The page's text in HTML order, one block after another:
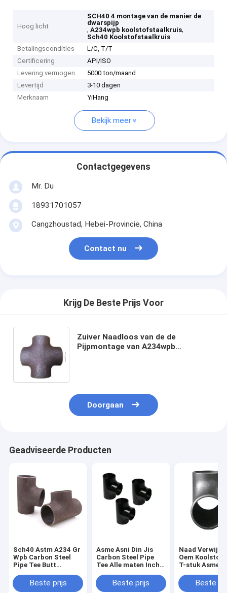
Hoog licht
SCH40 4 montage van de manier de
dwarspijp
,A234wpb koolstofstaalkruis,
Sch40 Koolstofstaalkruis
Betalingscondities
L/C, T/T
Certificering
API/ISO
Levering vermogen
5000 ton/maand
Levertijd
3-10 dagen
Merknaam
YiHang
Bekijk meer
Contactgegevens
Mr. Du
18931701057
Cangzhoustad, Hebei-Provincie, China
Contact nu
Krijg De Beste Prijs Voor
Zuiver Naadloos van de de
Pijpmontage van A234wpb
Doorgaan
Geadviseerde Producten
Sch40 Astm A234 Gr
Wpb Carbon Steel
Pipe Tee Butt
voorraadBeste prijs
Asme Asni Din Jis
Carbon Steel Pipe
Tee Alle maten Inch
Sch80Beste prijs
Naad
Oem
T-stuk Asme
Beste